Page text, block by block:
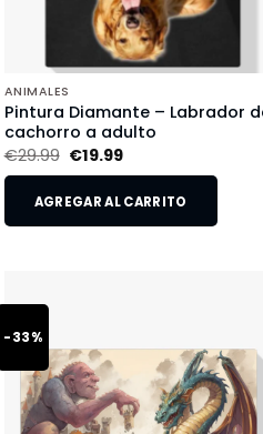
ANIMALES
Pintura Diamante – Labrador
cachorro a adulto
€29.99 €19.99
AGREGAR AL CARRITO
-33%